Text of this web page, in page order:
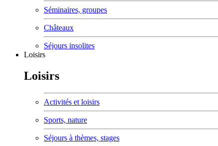
Séminaires, groupes
Châteaux
Séjours insolites
Loisirs
Loisirs
Activités et loisirs
Sports, nature
Séjours à thèmes, stages